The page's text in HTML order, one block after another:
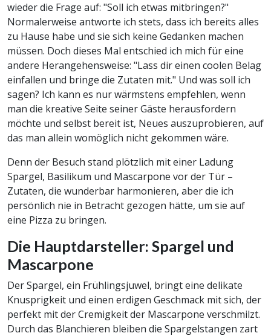
wieder die Frage auf: "Soll ich etwas mitbringen?"
Normalerweise antworte ich stets, dass ich bereits alles
zu Hause habe und sie sich keine Gedanken machen
müssen. Doch dieses Mal entschied ich mich für eine
andere Herangehensweise: "Lass dir einen coolen Belag
einfallen und bringe die Zutaten mit." Und was soll ich
sagen? Ich kann es nur wärmstens empfehlen, wenn
man die kreative Seite seiner Gäste herausfordern
möchte und selbst bereit ist, Neues auszuprobieren, auf
das man allein womöglich nicht gekommen wäre.
Denn der Besuch stand plötzlich mit einer Ladung
Spargel, Basilikum und Mascarpone vor der Tür –
Zutaten, die wunderbar harmonieren, aber die ich
persönlich nie in Betracht gezogen hätte, um sie auf
eine Pizza zu bringen.
Die Hauptdarsteller: Spargel und
Mascarpone
Der Spargel, ein Frühlingsjuwel, bringt eine delikate
Knusprigkeit und einen erdigen Geschmack mit sich, der
perfekt mit der Cremigkeit der Mascarpone verschmilzt.
Durch das Blanchieren bleiben die Spargelstangen zart